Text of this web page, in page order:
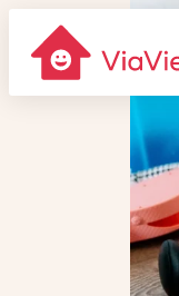
Gastouderbureau
ViaViela